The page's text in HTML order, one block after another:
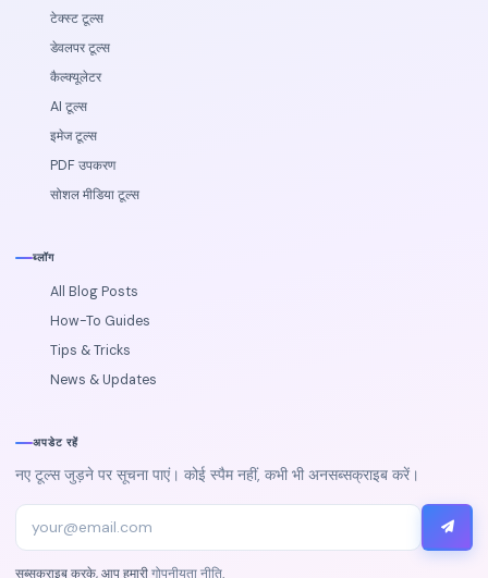
टेक्स्ट टूल्स
डेवलपर टूल्स
कैल्‍क्‍यूलेटर
AI टूल्स
इमेज टूल्स
PDF उपकरण
सोशल मीडिया टूल्स
ब्लॉग
All Blog Posts
How-To Guides
Tips & Tricks
News & Updates
अपडेट रहें
नए टूल्स जुड़ने पर सूचना पाएं। कोई स्पैम नहीं, कभी भी अनसब्सक्राइब करें।
सब्सक्राइब करके, आप हमारीगोपनीयता नीति.